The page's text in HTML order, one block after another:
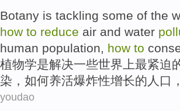
Botany is tackling some of the
how to reduce air and water
human population
how to
植物学是解决一些世界上最紧迫
染 ，如何养活爆炸性增长的 人口
youdao